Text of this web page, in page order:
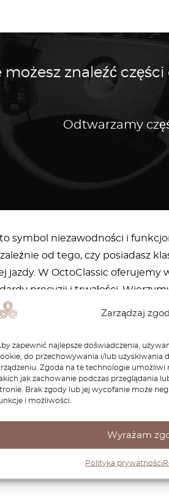
Zarządzaj
zapewnić najlepsze doświadczenia,
do przechowywania i/lub uzyskiwania
Zgoda na te technologie umożliwi
jak zachowanie podczas przeglądania
Brak zgody lub jej wycofanie może
i możliwości.
Wyrażam
Polityka prywatności
możesz znaleźć
Odtwarzamy
symbol niezawodności i
od tego, czy posiadasz
jazdy. W OctoClassic oferujemy
precyzji i trwałości.
dobieramy części zgodne z
utrzymać Twoją Carinę w